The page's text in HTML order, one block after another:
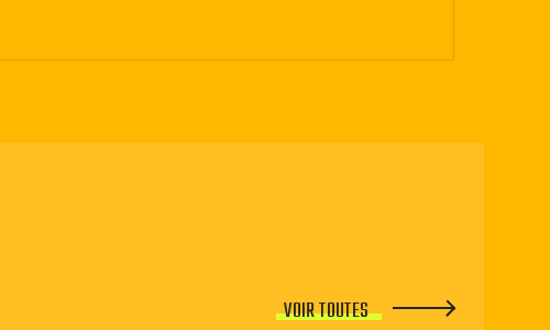
VOIR TOUTES